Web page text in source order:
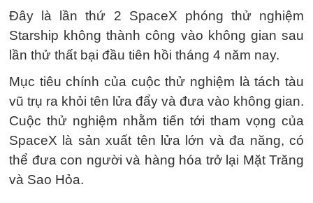
Đây là lần thứ 2 SpaceX phóng thử nghiệm
Starship không thành công vào không gian sau
lần thử thất bại đầu tiên hồi tháng 4 năm nay.
Mục tiêu chính của cuộc thử nghiệm là tách tàu
vũ trụ ra khỏi tên lửa đẩy và đưa vào không gian.
Cuộc thử nghiệm nhằm tiến tới tham vọng của
SpaceX là sản xuất tên lửa lớn và đa năng, có
thể đưa con người và hàng hóa trở lại Mặt Trăng
và Sao Hỏa.